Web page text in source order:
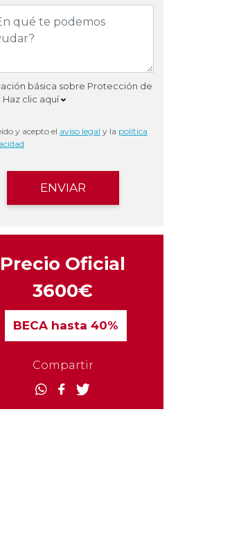
básica sobre Protección de
Haz clic aquí
y acepto el aviso legal y la política
Precio Oficial
3600€
BECAhasta 40%
Compartir